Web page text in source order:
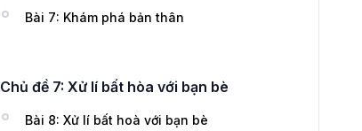
Bài 7: Khám phá bản thân
Chủ đề 7: Xử lí bất hòa với bạn bè
Bài 8: Xử lí bất hoà với bạn bè